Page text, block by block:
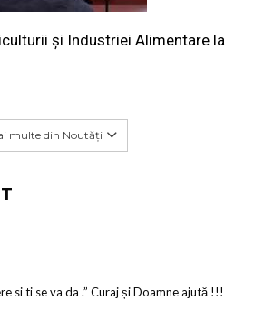
și Industriei Alimentare la
multe din Noutăți
si ti se va da .” Curaj și Doamne ajută !!!